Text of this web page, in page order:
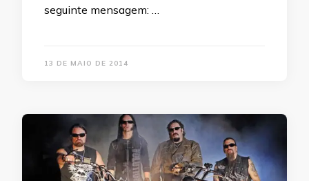
seguinte mensagem: …
13 DE MAIO DE 2014